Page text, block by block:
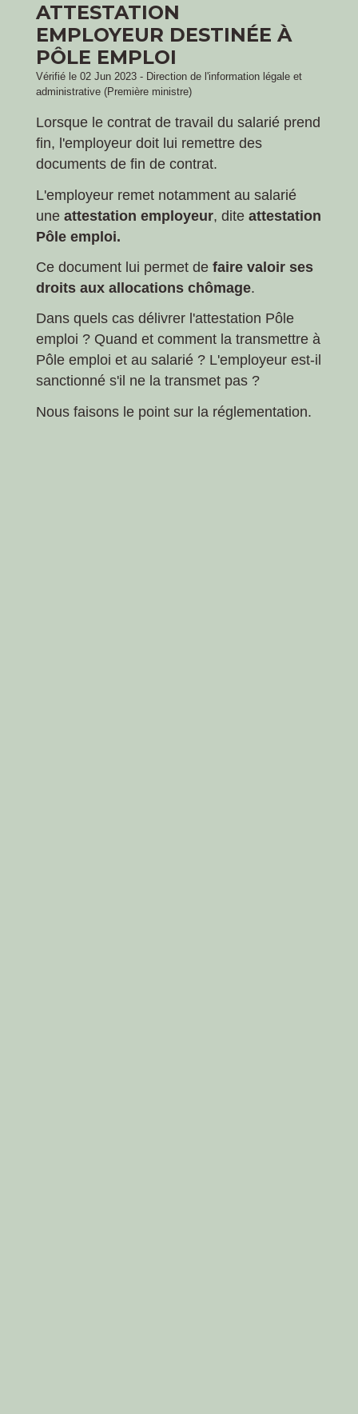
ATTESTATION
EMPLOYEUR DESTINÉE À
PÔLE EMPLOI
Vérifié le 02 Jun 2023 - Direction de l'information légale et
administrative (Première ministre)
Lorsque le contrat de travail du salarié prend
fin, l'employeur doit lui remettre des
documents de fin de contrat.
L'employeur remet notamment au salarié
une attestation employeur, dite attestation
Pôle emploi.
Ce document lui permet de faire valoir ses
droits aux allocations chômage.
Dans quels cas délivrer l'attestation Pôle
emploi ? Quand et comment la transmettre à
Pôle emploi et au salarié ? L'employeur est-il
sanctionné s'il ne la transmet pas ?
Nous faisons le point sur la réglementation.